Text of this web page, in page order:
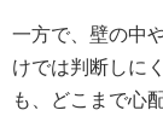
一方で、壁の中
けでは判断しに
も、どこまで心